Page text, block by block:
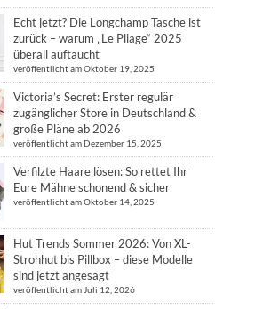
Echt jetzt? Die Longchamp Tasche ist
zurück – warum „Le Pliage“ 2025
überall auftaucht
veröffentlicht am Oktober 19, 2025
Victoria’s Secret: Erster regulär
zugänglicher Store in Deutschland &
große Pläne ab 2026
veröffentlicht am Dezember 15, 2025
Verfilzte Haare lösen: So rettet Ihr
Eure Mähne schonend & sicher
veröffentlicht am Oktober 14, 2025
Hut Trends Sommer 2026: Von XL-
Strohhut bis Pillbox – diese Modelle
sind jetzt angesagt
veröffentlicht am Juli 12, 2026